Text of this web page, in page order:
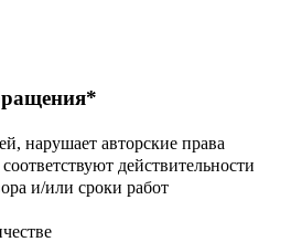
нарушает авторские права
действительности
и/или сроки работ